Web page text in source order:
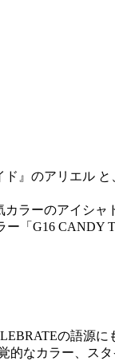
』のアリエル
ラーのアイシャ
「G16 CANDY
の語源
なカラー、ス